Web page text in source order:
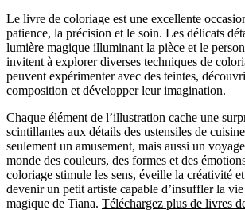
Le livre de coloriage est une excellente
patience, la précision et le soin. Les délicats
lumière magique illuminant la pièce et le
invitent à explorer diverses techniques de
peuvent expérimenter avec des teintes,
composition et développer leur imagination.
Chaque élément de l’illustration cache une
scintillantes aux détails des ustensiles de
seulement un amusement, mais aussi un
monde des couleurs, des formes et des
coloriage stimule les sens, éveille la créativité
devenir un petit artiste capable d’insuffler la
magique de Tiana. Téléchargez plus de livres